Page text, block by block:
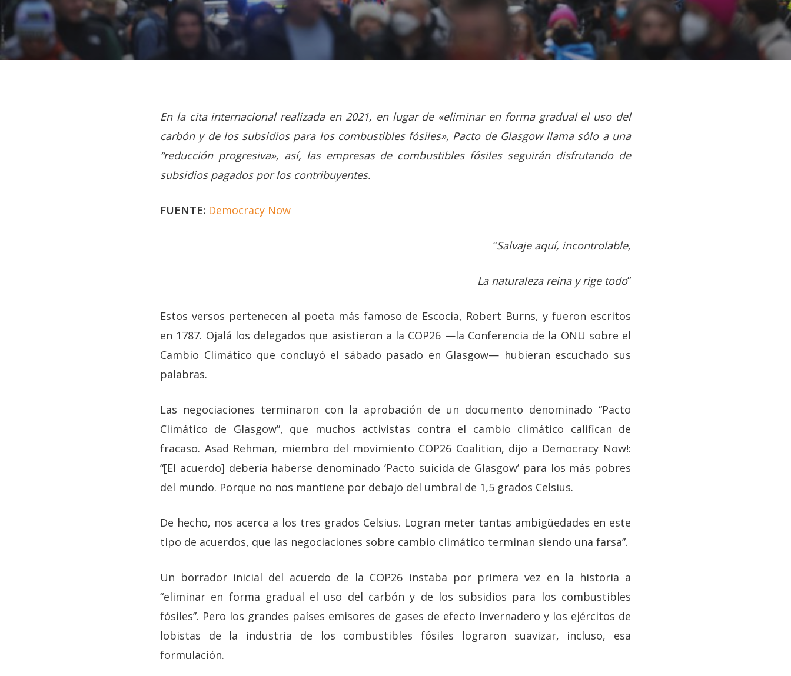
En la cita internacional realizada en 2021, en lugar de «eliminar en forma gradual el uso del
carbón y de los subsidios para los combustibles fósiles», Pacto de Glasgow llama sólo a una
“reducción progresiva», así, las empresas de combustibles fósiles seguirán disfrutando de
subsidios pagados por los contribuyentes.
FUENTE: Democracy Now
“Salvaje aquí, incontrolable,
La naturaleza reina y rige todo”
Estos versos pertenecen al poeta más famoso de Escocia, Robert Burns, y fueron escritos
en 1787. Ojalá los delegados que asistieron a la COP26 —la Conferencia de la ONU sobre el
Cambio Climático que concluyó el sábado pasado en Glasgow— hubieran escuchado sus
palabras.
Las negociaciones terminaron con la aprobación de un documento denominado “Pacto
Climático de Glasgow”, que muchos activistas contra el cambio climático califican de
fracaso. Asad Rehman, miembro del movimiento COP26 Coalition, dijo a Democracy Now!:
“[El acuerdo] debería haberse denominado ‘Pacto suicida de Glasgow’ para los más pobres
del mundo. Porque no nos mantiene por debajo del umbral de 1,5 grados Celsius.
De hecho, nos acerca a los tres grados Celsius. Logran meter tantas ambigüedades en este
tipo de acuerdos, que las negociaciones sobre cambio climático terminan siendo una farsa”.
Un borrador inicial del acuerdo de la COP26 instaba por primera vez en la historia a
“eliminar en forma gradual el uso del carbón y de los subsidios para los combustibles
fósiles”. Pero los grandes países emisores de gases de efecto invernadero y los ejércitos de
lobistas de la industria de los combustibles fósiles lograron suavizar, incluso, esa
formulación.